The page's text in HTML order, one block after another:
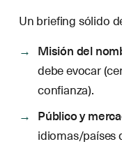
Un briefing sólido
Misión del
debe evocar
confianza).
Público y
idiomas/países